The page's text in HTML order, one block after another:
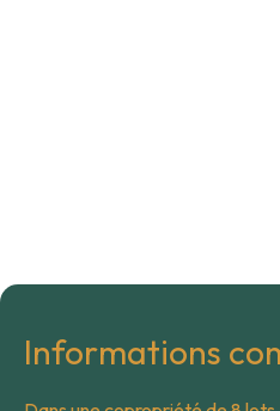
Informations